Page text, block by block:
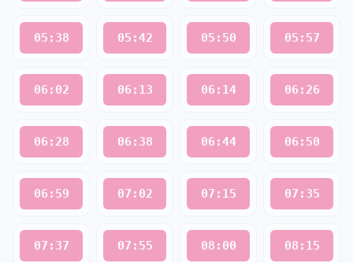
05:38 05:42 05:50 05:57
06:02 06:13 06:14 06:26
06:28 06:38 06:44 06:50
06:59 07:02 07:15 07:35
07:37 07:55 08:00 08:15